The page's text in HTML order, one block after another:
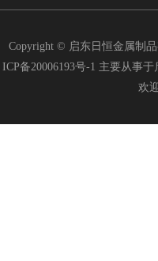
Copyright © 启东日恒金属制品
ICP备20006193号-1 主要从事于
欢